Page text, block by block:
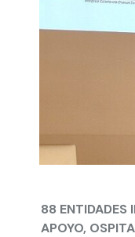
88 ENTIDADES
APOYO,